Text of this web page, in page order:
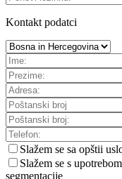
Kontakt podatci
Slažem se sa opštii
Slažem se s
segmentacije